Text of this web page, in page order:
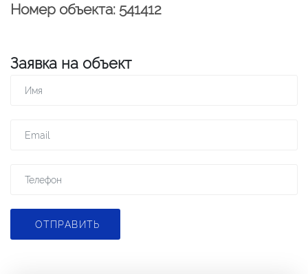
Номер объекта: 541412
Заявка на объект
ОТПРАВИТЬ